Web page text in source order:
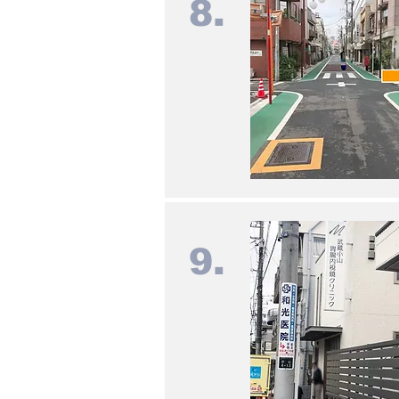
8.
9.